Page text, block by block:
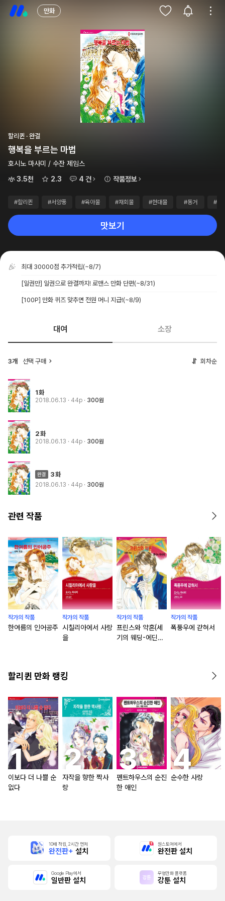
만화
할리퀸 · 완결
행복을 부르는 마법
호시노 마사미 / 수잔 제임스
3.5천
2.3 4 건 작품정보
#할리퀸 #서양풍 #육아물 #재회물 #현대물 #동거 #죽
맛보기
최대 30000점 추가적립(~8/7)
[일권만] 일권으로 완결까지! 로맨스 만화 단편(~8/31)
[100P] 만화 퀴즈 맞추면 전원 머니 지급!(~8/9)
대여 소장
3개 선택 구매 회차순
1화
2018.06.13 · 44p 300원
2화
2018.06.13 · 44p 300원
3화
2018.06.13 · 44p 300원
관련 작품
작가의 작품
한여름의 인어공주
작가의 작품
시칠리아에서 사랑
을
작가의 작품
프린스와 약혼(세
기의 웨딩-에딘버
작가의 작품
폭풍우에 갇혀서
할리퀸 만화 랭킹
이보다 더 나쁠 순
없다
자작을 향한 짝사
랑
펜트하우스의 순진
한 애인
순수한 사랑
10배 적립, 2시간 먼저
완전판+ 설치
원스토어에서
완전판 설치
Google Play에서
일반판 설치
무협만화 플랫폼
강툰 설치